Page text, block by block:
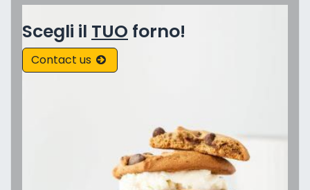
Scegli il TUO forno!
Contact us